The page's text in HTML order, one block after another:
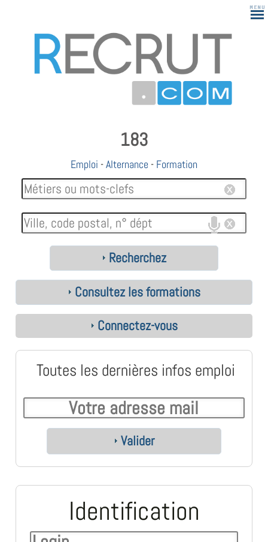
183
Emploi -Alternance - Formation
Recherchez
Consultez les formations
Connectez-vous
Toutes les dernières infos emploi
Valider
Identification